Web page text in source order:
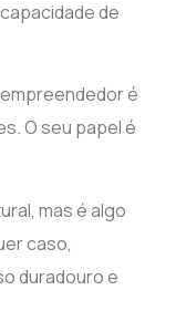
de
é
O seu papel é
mas é algo
caso,
duradouro e